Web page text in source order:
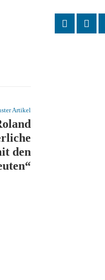
Artikel
den